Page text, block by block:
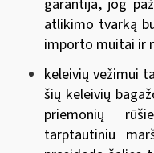
garantija, jog
atlikimo tvarką
importo muitai ir
keleivių vežimui
šių keleivių
priemonių
tarptautiniu